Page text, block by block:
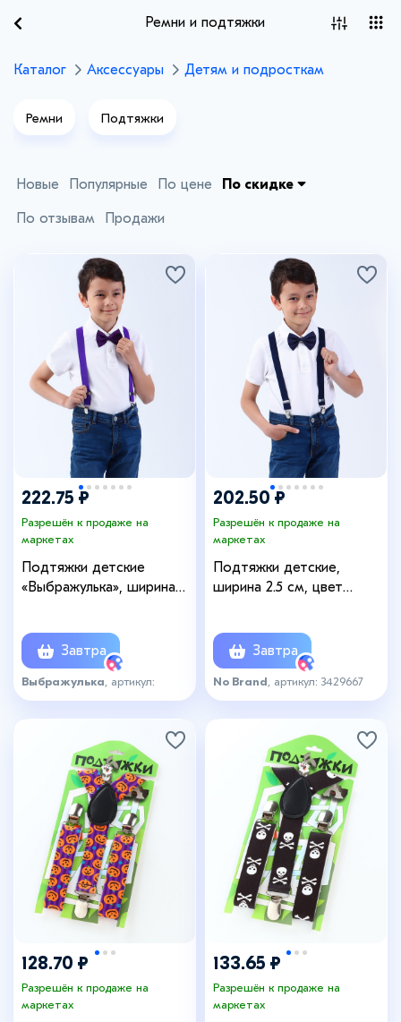
Ремни и подтяжки
Каталог Аксессуары Детям и подросткам
Ремни Подтяжки
Новые Популярные По цене По скидке
По отзывам Продажи
222.75 ₽
Разрешён к продаже на
маркетах
Подтяжки детские
«Выбражулька», ширина
Завтра
Выбражулька , артикул:
3429668
202.50 ₽
Разрешён к продаже на
маркетах
Подтяжки детские,
ширина 2.5 см, цвет
Завтра
No Brand , артикул: 3429667
128.70 ₽
Разрешён к продаже на
маркетах
133.65 ₽
Разрешён к продаже на
маркетах